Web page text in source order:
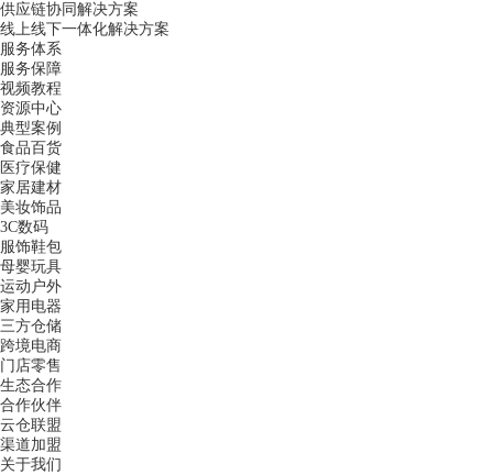
供应链协同解决方案
线上线下一体化解决方案
服务体系
服务保障
视频教程
资源中心
典型案例
食品百货
医疗保健
家居建材
美妆饰品
3C数码
服饰鞋包
母婴玩具
运动户外
家用电器
三方仓储
跨境电商
门店零售
生态合作
合作伙伴
云仓联盟
渠道加盟
关于我们